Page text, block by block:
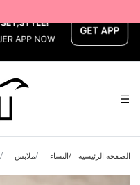
الصفحة الرئيسية النساء ملابس